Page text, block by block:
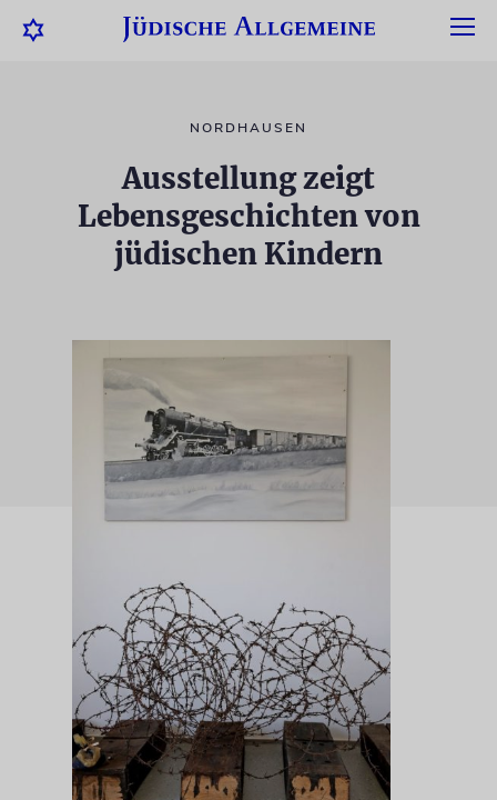
NORDHAUSEN
Ausstellung zeigt
Lebensgeschichten von
jüdischen Kindern